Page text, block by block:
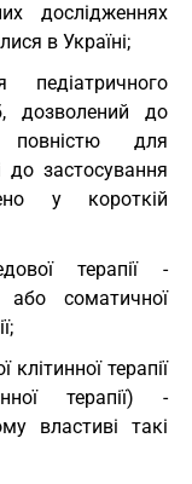
дослідженнях
в Україні;
дозволений до
повністю для
до застосування
у короткій
терапії -
або соматичної
терапії
терапії) -
властиві такі